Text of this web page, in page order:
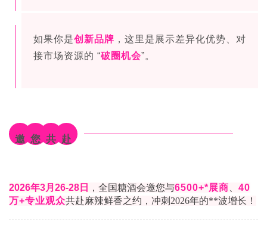
如果你是创新品牌 ，这里是展示差异化优势、对
接市场资源的 “破圈机会”。
邀 您 共 赴
2026年3月26-28日 ，全国糖酒会邀您与6500+*展商
40
万+专业观众共赴麻辣鲜香之约，冲刺2026年的**波增长！